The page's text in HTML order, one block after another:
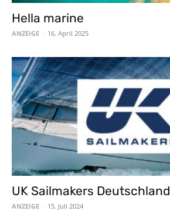
Hella marine
ANZEIGE - 16. April 2025
UK Sailmakers Deutschland
ANZEIGE - 15. Juli 2024